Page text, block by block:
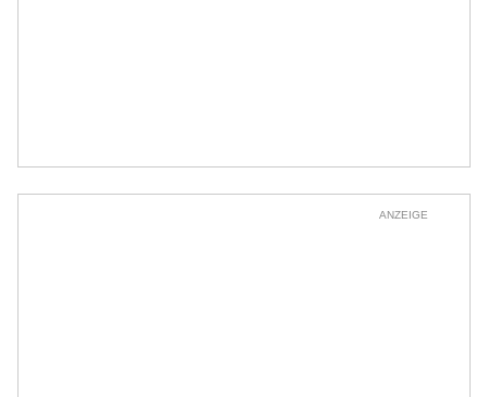
ANZEIGE